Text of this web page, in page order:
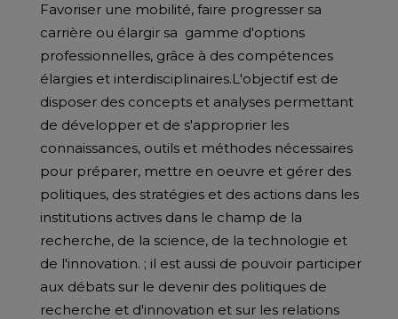
Favoriser une mobilité, faire progresser sa
carrière ou élargir sa gamme d'options
professionnelles, grâce à des compétences
élargies et interdisciplinaires.L'objectif est de
disposer des concepts et analyses permettant
de développer et de s'approprier les
connaissances, outils et méthodes nécessaires
pour préparer, mettre en oeuvre et gérer des
politiques, des stratégies et des actions dans les
institutions actives dans le champ de la
recherche, de la science, de la technologie et
de l'innovation. ; il est aussi de pouvoir participer
aux débats sur le devenir des politiques de
recherche et d'innovation et sur les relations